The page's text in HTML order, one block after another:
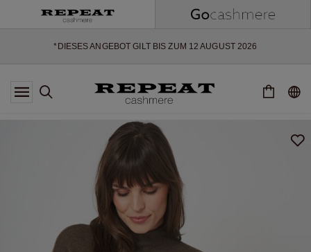
*DIESES ANGEBOT GILT BIS ZUM 12 AUGUST 2026
*GILT NICHT FÜR LIMITED EDITION
*AUSNAHMEN SIND MÖGLICH
WEICHE NEUE STYLES & FRISCHE FARBEN FÜR DIE KOMMENDE
SAISON
EXTRA 10% OFF SALE